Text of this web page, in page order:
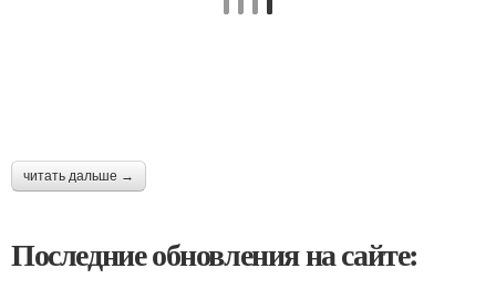
читать дальше →
Последние обновления на сайте: